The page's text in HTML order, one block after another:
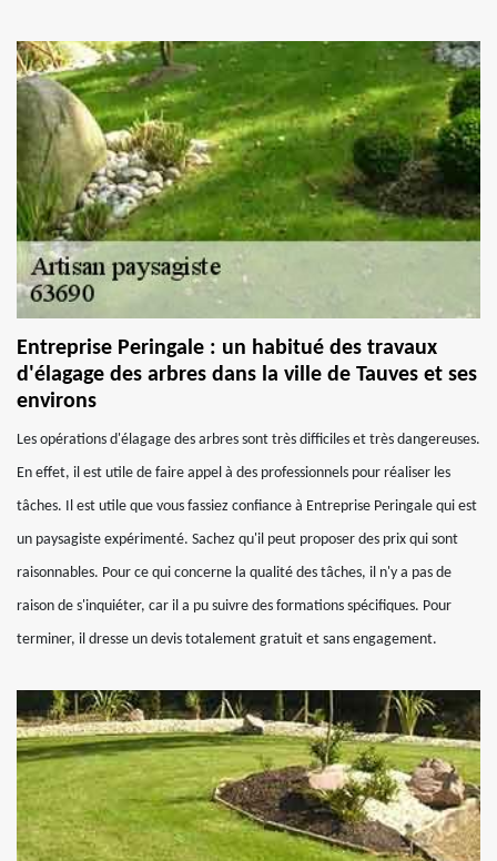
Entreprise Peringale : un habitué des travaux
d'élagage des arbres dans la ville de Tauves et ses
environs
Les opérations d'élagage des arbres sont très difficiles et très dangereuses.
En effet, il est utile de faire appel à des professionnels pour réaliser les
tâches. Il est utile que vous fassiez confiance à Entreprise Peringale qui est
un paysagiste expérimenté. Sachez qu'il peut proposer des prix qui sont
raisonnables. Pour ce qui concerne la qualité des tâches, il n'y a pas de
raison de s'inquiéter, car il a pu suivre des formations spécifiques. Pour
terminer, il dresse un devis totalement gratuit et sans engagement.